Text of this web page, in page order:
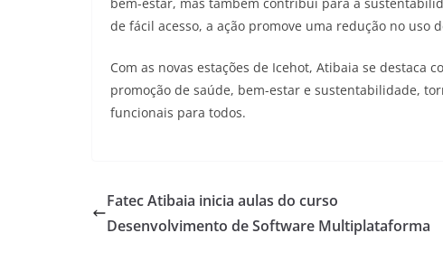
de fácil acesso, a ação promove uma redução no uso
Com as novas estações de Icehot, Atibaia se destaca
promoção de saúde, bem-estar e sustentabilidade,
funcionais para todos.
Fatec Atibaia inicia aulas do curso
Desenvolvimento de Software Multiplataforma